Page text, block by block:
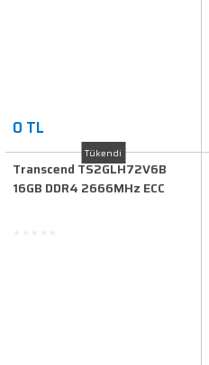
0 TL
Tükendi
Transcend TS2GLH72V6B
16GB DDR4 2666MHz ECC